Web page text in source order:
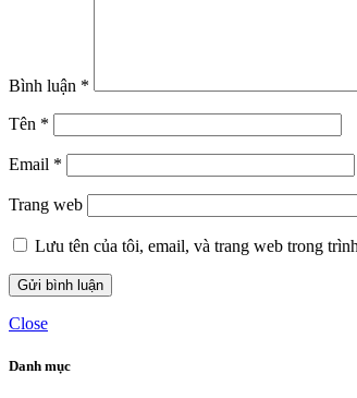
Bình luận *
Tên *
Email *
Trang web
Lưu tên của tôi, email, và trang web trong
Close
Danh mục